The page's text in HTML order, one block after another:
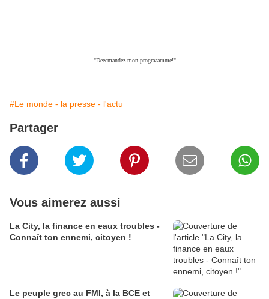
"Deeemandez mon prograaamme!"
#Le monde - la presse - l'actu
Partager
Vous aimerez aussi
La City, la finance en eaux troubles -
Connaît ton ennemi, citoyen !
Le peuple grec au FMI, à la BCE et